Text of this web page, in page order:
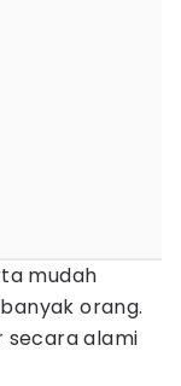
mudah
orang.
secara alami